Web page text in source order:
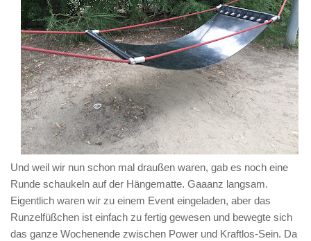
Und weil wir nun schon mal draußen waren, gab es noch eine
Runde schaukeln auf der Hängematte. Gaaanz langsam.
Eigentlich waren wir zu einem Event eingeladen, aber das
Runzelfüßchen ist einfach zu fertig gewesen und bewegte sich
das ganze Wochenende zwischen Power und Kraftlos-Sein. Da